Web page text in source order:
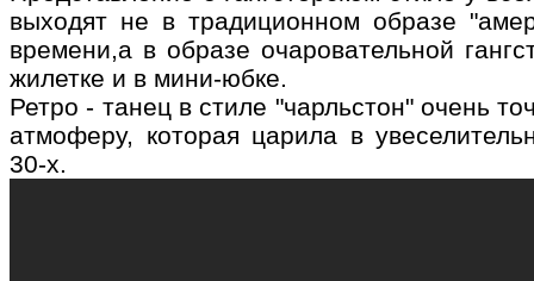
выходят не в традиционном образе
времени,а в образе очаровательной
жилетке и в мини-юбке.
Ретро - танец в стиле "чарльстон" очень
атмоферу, которая царила в
30-х.